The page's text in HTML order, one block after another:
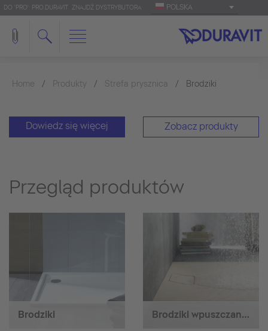
DO 'PRO': PRO.DURAVIT ZNAJDŹ DYSTRYBUTORA POLSKA
Home Produkty Strefa prysznica Brodziki
Dowiedz się więcej Zobacz produkty
Przegląd produktów
Brodziki Brodziki wpuszczane w podłogę